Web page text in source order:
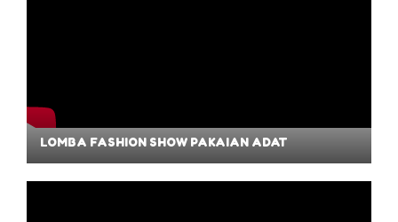
LOMBA FASHION SHOW PAKAIAN ADAT